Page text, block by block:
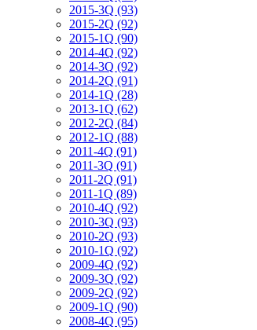
2015-3Q (93)
2015-2Q (92)
2015-1Q (90)
2014-4Q (92)
2014-3Q (92)
2014-2Q (91)
2014-1Q (28)
2013-1Q (62)
2012-2Q (84)
2012-1Q (88)
2011-4Q (91)
2011-3Q (91)
2011-2Q (91)
2011-1Q (89)
2010-4Q (92)
2010-3Q (93)
2010-2Q (93)
2010-1Q (92)
2009-4Q (92)
2009-3Q (92)
2009-2Q (92)
2009-1Q (90)
2008-4Q (95)